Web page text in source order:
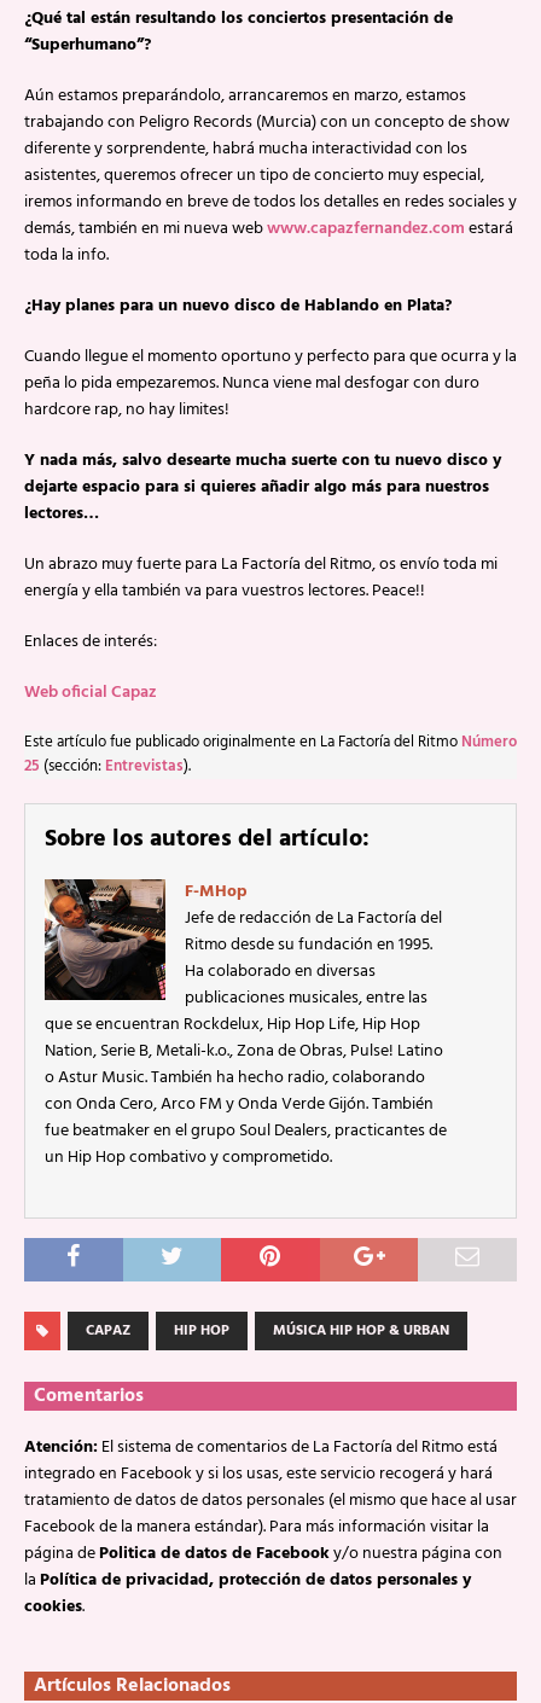
¿Qué tal están resultando los conciertos presentación de
“Superhumano”?
Aún estamos preparándolo, arrancaremos en marzo, estamos
trabajando con Peligro Records (Murcia) con un concepto de show
diferente y sorprendente, habrá mucha interactividad con los
asistentes, queremos ofrecer un tipo de concierto muy especial,
iremos informando en breve de todos los detalles en redes sociales y
demás, también en mi nueva webwww.capazfernandez.comestará
toda la info.
¿Hay planes para un nuevo disco de Hablando en Plata?
Cuando llegue el momento oportuno y perfecto para que ocurra y la
peña lo pida empezaremos. Nunca viene mal desfogar con duro
hardcore rap, no hay limites!
Y nada más, salvo desearte mucha suerte con tu nuevo disco y
dejarte espacio para si quieres añadir algo más para nuestros
lectores…
Un abrazo muy fuerte para La Factoría del Ritmo, os envío toda mi
energía y ella también va para vuestros lectores. Peace!!
Enlaces de interés:
Web oficial Capaz
Este artículo fue publicado originalmente en La Factoría del Ritmo Número
25 (sección: Entrevistas).
Sobre los autores del artículo:
F-MHop
Jefe de redacción de La Factoría del
Ritmo desde su fundación en 1995.
Ha colaborado en diversas
publicaciones musicales, entre las
que se encuentran Rockdelux, Hip Hop Life, Hip Hop
Nation, Serie B, Metali-k.o., Zona de Obras, Pulse! Latino
o Astur Music. También ha hecho radio, colaborando
con Onda Cero, Arco FM y Onda Verde Gijón. También
fue beatmaker en el grupo Soul Dealers, practicantes de
un Hip Hop combativo y comprometido.
CAPAZ HIP HOP MÚSICA HIP HOP & URBAN
Comentarios
Atención:El sistema de comentarios de La Factoría del Ritmo está
integrado en Facebook y si los usas, este servicio recogerá y hará
tratamiento de datos de datos personales (el mismo que hace al usar
Facebook de la manera estándar). Para más información visitar la
página dePolitica de datos de Facebooky/o nuestra página con
laPolítica de privacidad, protección de datos personales y
cookies.
Artículos Relacionados